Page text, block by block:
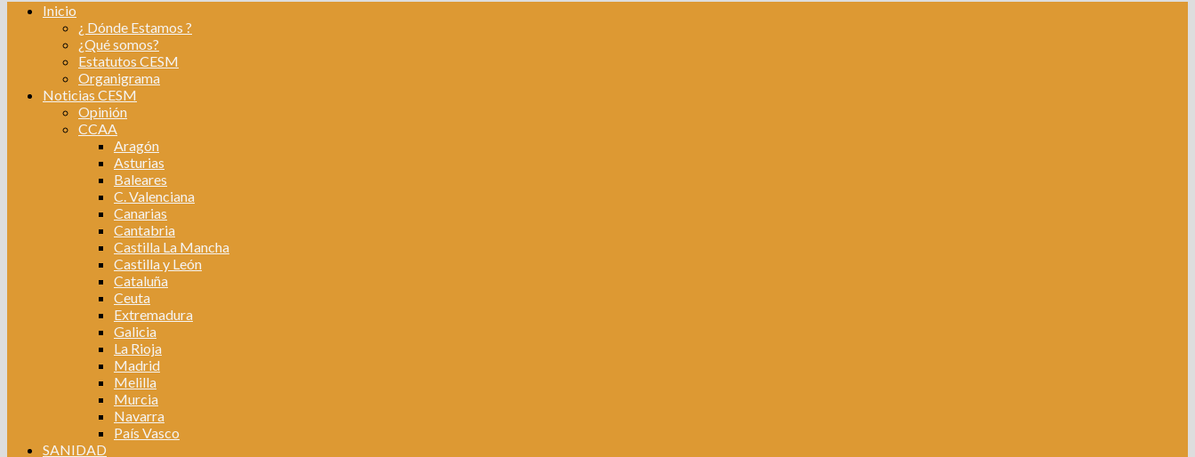
Inicio
¿ Dónde Estamos ?
¿Qué somos?
Estatutos CESM
Organigrama
Noticias CESM
Opinión
CCAA
Aragón
Asturias
Baleares
C. Valenciana
Canarias
Cantabria
Castilla La Mancha
Castilla y León
Cataluña
Ceuta
Extremadura
Galicia
La Rioja
Madrid
Melilla
Murcia
Navarra
País Vasco
SANIDAD